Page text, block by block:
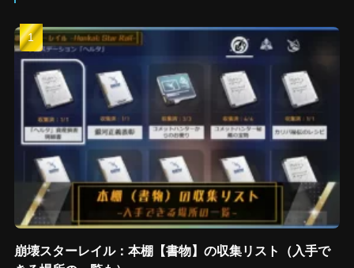
崩壊スターレイル：本棚【書物】の収集リスト（入手で